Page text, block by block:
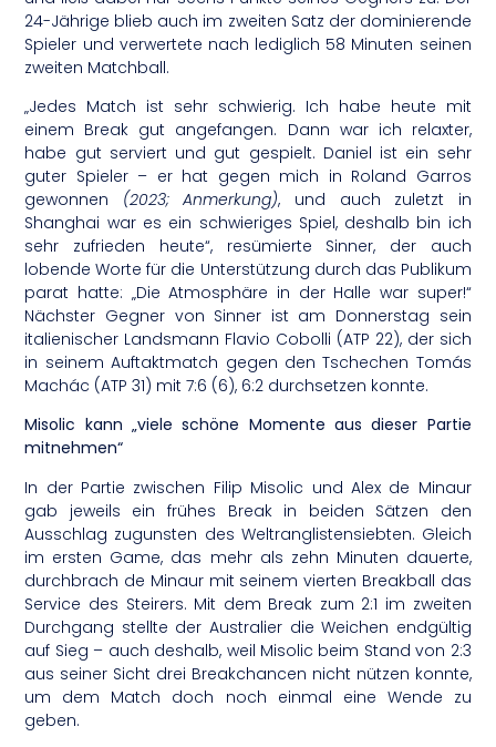
24-Jährige blieb auch im zweiten Satz der dominierende
Spieler und verwertete nach lediglich 58 Minuten seinen
zweiten Matchball.
„Jedes Match ist sehr schwierig. Ich habe heute mit
einem Break gut angefangen. Dann war ich relaxter,
habe gut serviert und gut gespielt. Daniel ist ein sehr
guter Spieler – er hat gegen mich in Roland Garros
gewonnen (2023; Anmerkung), und auch zuletzt in
Shanghai war es ein schwieriges Spiel, deshalb bin ich
sehr zufrieden heute“, resümierte Sinner, der auch
lobende Worte für die Unterstützung durch das Publikum
parat hatte: „Die Atmosphäre in der Halle war super!“
Nächster Gegner von Sinner ist am Donnerstag sein
italienischer Landsmann Flavio Cobolli (ATP 22), der sich
in seinem Auftaktmatch gegen den Tschechen Tomás
Machác (ATP 31) mit 7:6 (6), 6:2 durchsetzen konnte.
Misolic kann „viele schöne Momente aus dieser Partie
mitnehmen“
In der Partie zwischen Filip Misolic und Alex de Minaur
gab jeweils ein frühes Break in beiden Sätzen den
Ausschlag zugunsten des Weltranglistensiebten. Gleich
im ersten Game, das mehr als zehn Minuten dauerte,
durchbrach de Minaur mit seinem vierten Breakball das
Service des Steirers. Mit dem Break zum 2:1 im zweiten
Durchgang stellte der Australier die Weichen endgültig
auf Sieg – auch deshalb, weil Misolic beim Stand von 2:3
aus seiner Sicht drei Breakchancen nicht nützen konnte,
um dem Match doch noch einmal eine Wende zu
geben.